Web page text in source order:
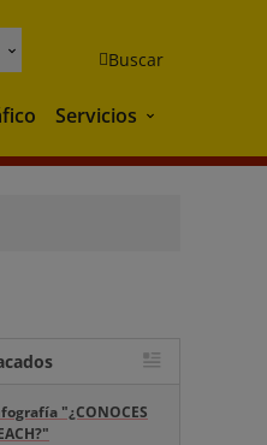
Buscar
Servicios Servicios
"¿CONOCES